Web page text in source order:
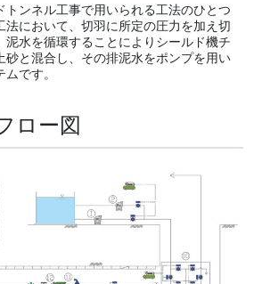
ンネル工事で用いられる工法のひとつ
法において、切羽に所定の圧力を加え切
水を循環することによりシールド機チ
砂と混合し、その排泥水をポンプを用い
です。
ロー図